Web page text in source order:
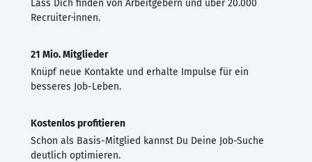
Lass Dich finden von Arbeitgebern und über 20.000
Recruiter·innen.
21 Mio. Mitglieder
Knüpf neue Kontakte und erhalte Impulse für ein
besseres Job-Leben.
Kostenlos profitieren
Schon als Basis-Mitglied kannst Du Deine Job-Suche
deutlich optimieren.